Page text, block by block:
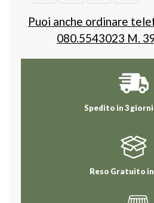
Puoi anche ordinare
080.5543023 M.
Spedito in 3
Reso Gratuito